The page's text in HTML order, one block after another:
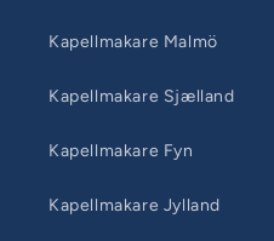
Kapellmakare Malmö
Kapellmakare Sjælland
Kapellmakare Fyn
Kapellmakare Jylland